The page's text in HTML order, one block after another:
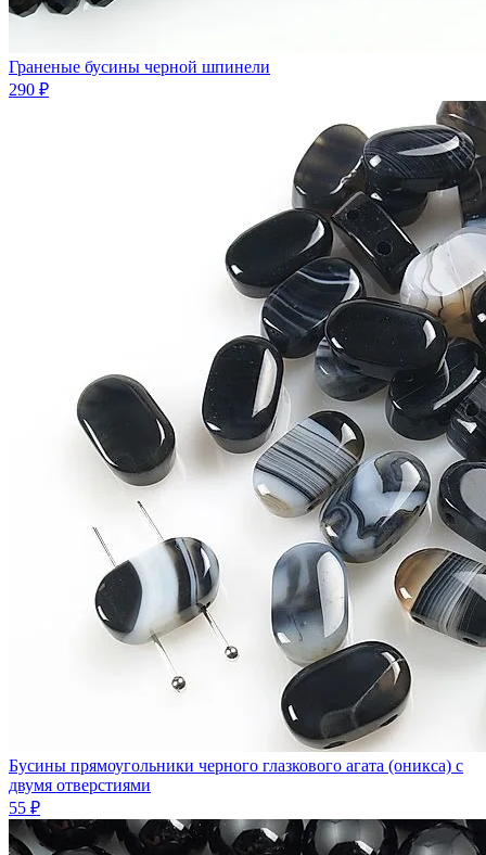
Граненые бусины черной шпинели
290 ₽
Бусины прямоугольники черного глазкового агата (оникса) с
двумя отверстиями
55 ₽